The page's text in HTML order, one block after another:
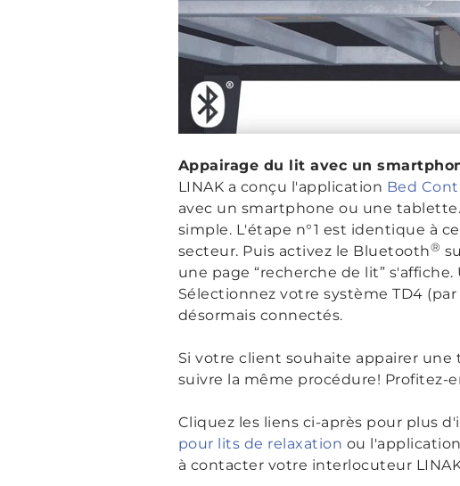
Appairage du lit avec un
LINAK a conçu l'application Bed
avec un smartphone ou une
simple. L'étape n°1 est identique à
secteur. Puis activez le Bluetooth®
une page “recherche de lit”
Sélectionnez votre système TD4
désormais connectés.
Si votre client souhaite appairer
suivre la même procédure! Profitez-
Cliquez les liens ci-après pour plus
pour lits de relaxation ou l'application
à contacter votre interlocuteur